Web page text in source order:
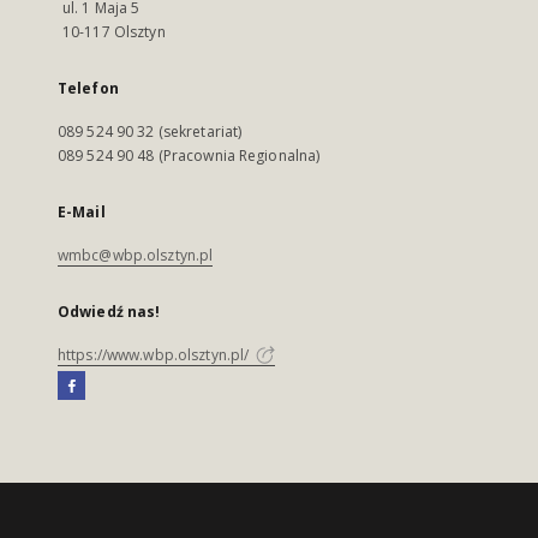
ul. 1 Maja 5
10-117 Olsztyn
Telefon
089 524 90 32 (sekretariat)
089 524 90 48 (Pracownia Regionalna)
E-Mail
wmbc@wbp.olsztyn.pl
Odwiedź nas!
https://www.wbp.olsztyn.pl/